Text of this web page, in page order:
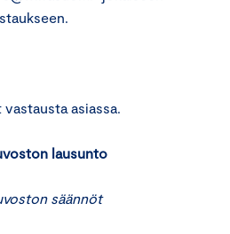
asiassa.
lausunto
säännöt